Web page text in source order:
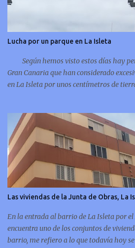
Lucha por un parque en La Isleta
Según hemos visto estos días hay
Gran Canaria que han considerado
en La Isleta por unos centímetros de
Las viviendas de la Junta de Obras, La
En la entrada al barrio de La Isleta por el
encuentra uno de los conjuntos de
barrio, me refiero a lo que todavía hoy